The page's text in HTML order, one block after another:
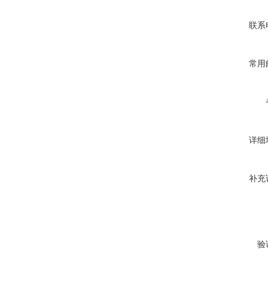
联系
常用
详细
补充
验